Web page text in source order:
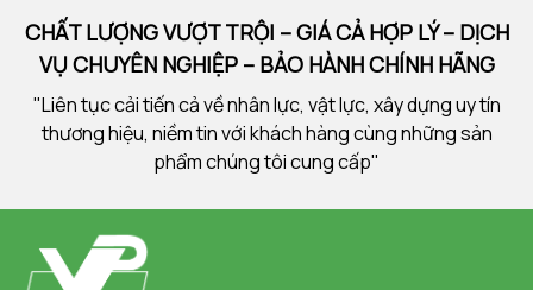
CHẤT LƯỢNG VƯỢT TRỘI – GIÁ CẢ HỢP LÝ – DỊCH
VỤ CHUYÊN NGHIỆP – BẢO HÀNH CHÍNH HÃNG
"Liên tục cải tiến cả về nhân lực, vật lực, xây dựng uy tín
thương hiệu, niềm tin với khách hàng cùng những sản
phẩm chúng tôi cung cấp"